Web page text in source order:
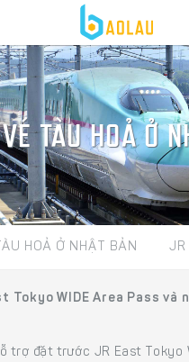
TÀU HOẢ Ở
HOẢ Ở NHẬT BẢN JR
Tokyo WIDE Area Pass và
trợ đặt trước JR East Tokyo